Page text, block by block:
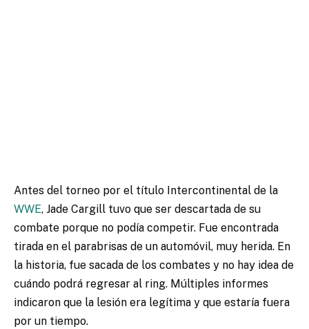
Antes del torneo por el título Intercontinental de la
WWE, Jade Cargill tuvo que ser descartada de su
combate porque no podía competir. Fue encontrada
tirada en el parabrisas de un automóvil, muy herida. En
la historia, fue sacada de los combates y no hay idea de
cuándo podrá regresar al ring. Múltiples informes
indicaron que la lesión era legítima y que estaría fuera
por un tiempo.